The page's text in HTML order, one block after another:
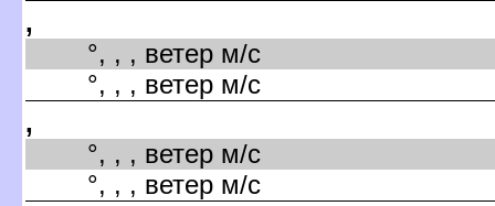
,
°, , , ветер м/с
°, , , ветер м/с
,
°, , , ветер м/с
°, , , ветер м/с